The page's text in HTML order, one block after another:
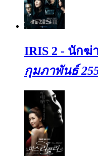
IRIS 2 - นักฆ่
กุมภาพันธ์